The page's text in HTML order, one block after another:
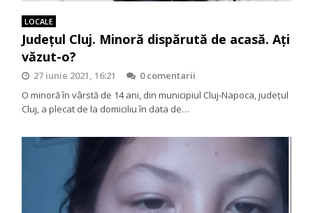
LOCALE
Județul Cluj. Minoră dispărută de acasă. Ați
văzut-o?
27 iunie 2021, 16:21
0 comentarii
O minoră în vârstă de 14 ani, din municipiul Cluj-Napoca, județul
Cluj, a plecat de la domiciliu în data de…